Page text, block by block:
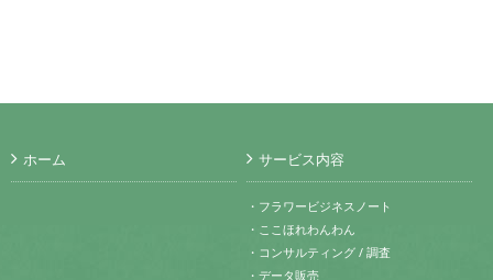
ホーム サービス内容
・フラワービジネスノート
・ここほれわんわん
・コンサルティング / 調査
・データ販売